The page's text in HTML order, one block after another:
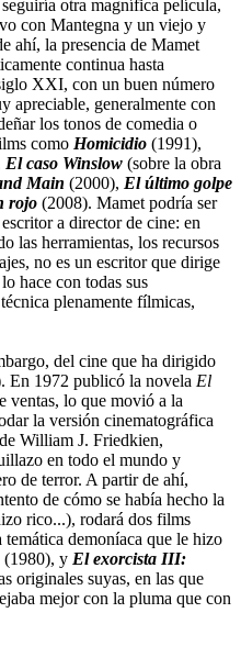
otra magnífica película,
con Mantegna y un viejo y
ahí, la presencia de Mamet
continua hasta
XXI, con un buen número
apreciable, generalmente con
los tonos de comedia o
como Homicidio (1991),
El caso Winslow (sobre la obra
Main (2000), El último golpe
rojo (2008). Mamet podría ser
a director de cine: en
las herramientas, los recursos
no es un escritor que dirige
hace con todas sus
plenamente fílmicas,
del cine que ha dirigido
En 1972 publicó la novela El
ventas, lo que movió a la
la versión cinematográfica
William J. Friedkien,
en todo el mundo y
de terror. A partir de ahí,
de cómo se había hecho la
rico...), rodará dos films
demoníaca que le hizo
(1980), y El exorcista III:
originales suyas, en las que
mejor con la pluma que con